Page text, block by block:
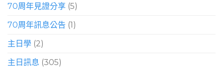
70周年見證分享 (5)
70周年訊息公告 (1)
主日學 (2)
主日訊息 (305)